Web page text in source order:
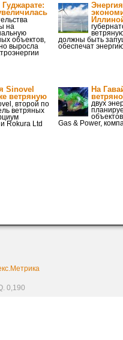
на
объектов,
выросла
должны быть
обеспечат
Sinovel
ветряную
второй по
ветряных
Rokura Ltd
На
двух
Gas & Power,
0,190